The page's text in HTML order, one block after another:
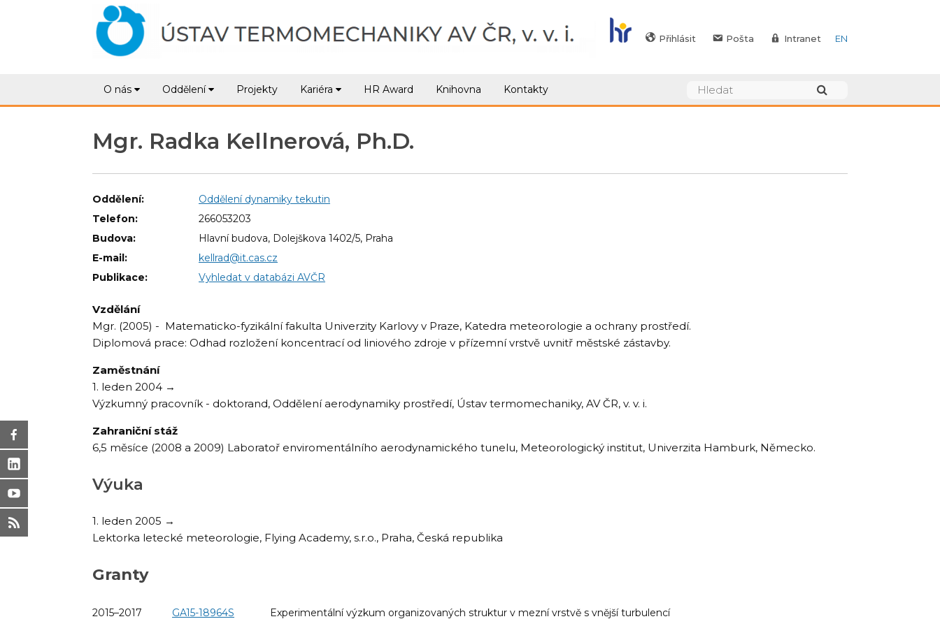
Přihlásit Pošta Intranet EN
O nás Oddělení Projekty Kariéra HR Award Knihovna Kontakty
Mgr. Radka Kellnerová, Ph.D.
Oddělení:
Oddělení dynamiky tekutin
Telefon:
266053203
Budova:
Hlavní budova, Dolejškova 1402/5, Praha
E-mail:
kellrad@it.cas.cz
Publikace:
Vyhledat v databázi AVČR
Vzdělání
Mgr. (2005) - Matematicko-fyzikální fakulta Univerzity Karlovy v Praze, Katedra meteorologie a ochrany prostředí.
Diplomová prace: Odhad rozložení koncentrací od liniového zdroje v přízemní vrstvě uvnitř městské zástavby.
Zaměstnání
1. leden 2004 →
Výzkumný pracovník - doktorand, Oddělení aerodynamiky prostředí, Ústav termomechaniky, AV ČR, v. v. i.
Zahraniční stáž
6,5 měsíce (2008 a 2009) Laboratoř enviromentálního aerodynamického tunelu, Meteorologický institut, Univerzita Hamburk, Německo.
Výuka
1. leden 2005 →
Lektorka letecké meteorologie, Flying Academy, s.r.o., Praha, Česká republika
Granty
2015–2017 GA15-18964S Experimentální výzkum organizovaných struktur v mezní vrstvě s vnější turbulencí